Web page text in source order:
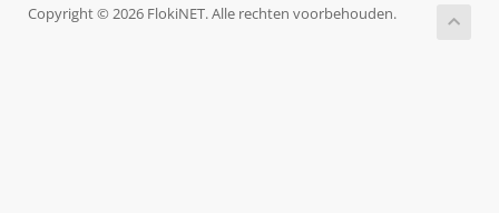
Copyright © 2026 FlokiNET. Alle rechten voorbehouden.